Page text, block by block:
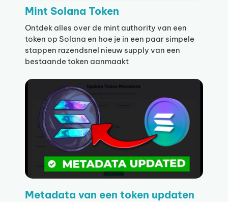
Mint Solana Token
Ontdek alles over de mint authority van een
token op Solana en hoe je in een paar simpele
stappen razendsnel nieuw supply van een
bestaande token aanmaakt
Metadata van een token updaten